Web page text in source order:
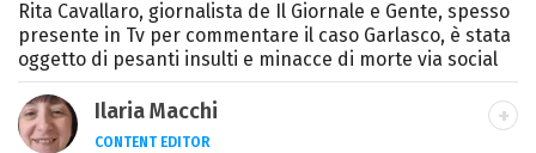
Rita Cavallaro, giornalista de Il Giornale e Gente, spesso
presente in Tv per commentare il caso Garlasco, è stata
oggetto di pesanti insulti e minacce di morte via social
Ilaria Macchi
CONTENT EDITOR